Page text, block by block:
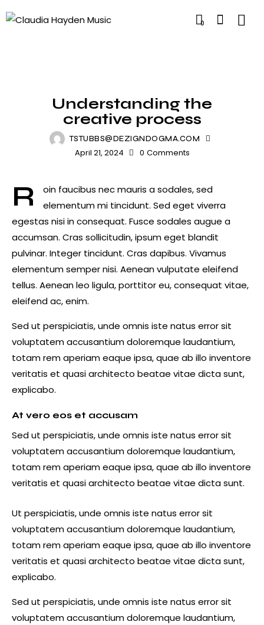
0
Understanding the
creative process
TSTUBBS@DEZIGNDOGMA.COM
April 21, 2024 0 Comments
R
oin faucibus nec mauris a sodales, sed
elementum mi tincidunt. Sed eget viverra
egestas nisi in consequat. Fusce sodales augue a
accumsan. Cras sollicitudin, ipsum eget blandit
pulvinar. Integer tincidunt. Cras dapibus. Vivamus
elementum semper nisi. Aenean vulputate eleifend
tellus. Aenean leo ligula, porttitor eu, consequat vitae,
eleifend ac, enim.
Sed ut perspiciatis, unde omnis iste natus error sit
voluptatem accusantium doloremque laudantium,
totam rem aperiam eaque ipsa, quae ab illo inventore
veritatis et quasi architecto beatae vitae dicta sunt,
explicabo.
At vero eos et accusam
Sed ut perspiciatis, unde omnis iste natus error sit
voluptatem accusantium doloremque laudantium,
totam rem aperiam eaque ipsa, quae ab illo inventore
veritatis et quasi architecto beatae vitae dicta sunt.
Ut perspiciatis, unde omnis iste natus error sit
voluptatem accusantium doloremque laudantium,
totam rem aperiam eaque ipsa, quae ab illo inventore
veritatis et quasi architecto beatae vitae dicta sunt,
explicabo.
Sed ut perspiciatis, unde omnis iste natus error sit
voluptatem accusantium doloremque laudantium,